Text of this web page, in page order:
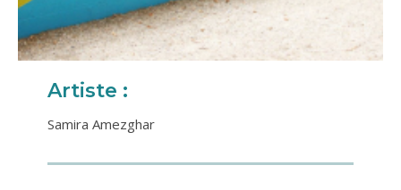
Artiste :
Samira Amezghar